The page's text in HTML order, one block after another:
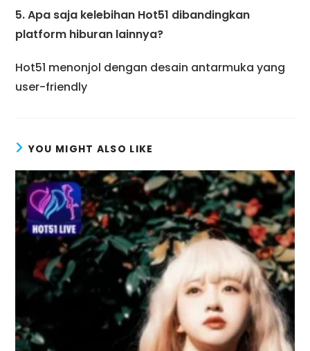
5. Apa saja kelebihan Hot51 dibandingkan
platform hiburan lainnya?
Hot51 menonjol dengan desain antarmuka yang
user-friendly
YOU MIGHT ALSO LIKE